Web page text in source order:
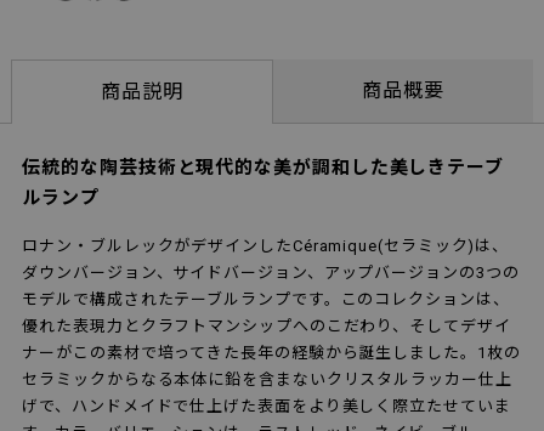
商品説明 商品概要
伝統的な陶芸技術と現代的な美が調和した美しきテーブ
ルランプ
ロナン・ブルレックがデザインしたCéramique(セラミック)は、
ダウンバージョン、サイドバージョン、アップバージョンの3つの
モデルで構成されたテーブルランプです。このコレクションは、
優れた表現力とクラフトマンシップへのこだわり、そしてデザイ
ナーがこの素材で培ってきた長年の経験から誕生しました。1枚の
セラミックからなる本体に鉛を含まないクリスタルラッカー仕上
げで、ハンドメイドで仕上げた表面をより美しく際立たせていま